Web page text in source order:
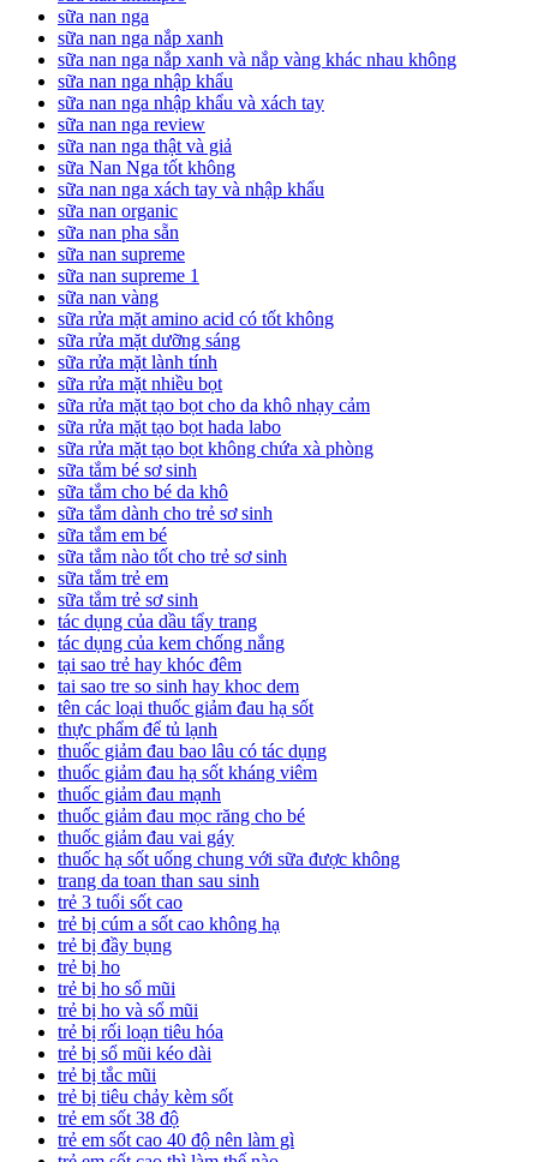
sữa nan nga
sữa nan nga nắp xanh
sữa nan nga nắp xanh và nắp vàng khác nhau không
sữa nan nga nhập khẩu
sữa nan nga nhập khẩu và xách tay
sữa nan nga review
sữa nan nga thật và giả
sữa Nan Nga tốt không
sữa nan nga xách tay và nhập khẩu
sữa nan organic
sữa nan pha sẵn
sữa nan supreme
sữa nan supreme 1
sữa nan vàng
sữa rửa mặt amino acid có tốt không
sữa rửa mặt dưỡng sáng
sữa rửa mặt lành tính
sữa rửa mặt nhiều bọt
sữa rửa mặt tạo bọt cho da khô nhạy cảm
sữa rửa mặt tạo bọt hada labo
sữa rửa mặt tạo bọt không chứa xà phòng
sữa tắm bé sơ sinh
sữa tắm cho bé da khô
sữa tắm dành cho trẻ sơ sinh
sữa tắm em bé
sữa tắm nào tốt cho trẻ sơ sinh
sữa tắm trẻ em
sữa tắm trẻ sơ sinh
tác dụng của dầu tẩy trang
tác dụng của kem chống nắng
tại sao trẻ hay khóc đêm
tai sao tre so sinh hay khoc dem
tên các loại thuốc giảm đau hạ sốt
thực phẩm để tủ lạnh
thuốc giảm đau bao lâu có tác dụng
thuốc giảm đau hạ sốt kháng viêm
thuốc giảm đau mạnh
thuốc giảm đau mọc răng cho bé
thuốc giảm đau vai gáy
thuốc hạ sốt uống chung với sữa được không
trang da toan than sau sinh
trẻ 3 tuổi sốt cao
trẻ bị cúm a sốt cao không hạ
trẻ bị đầy bụng
trẻ bị ho
trẻ bị ho sổ mũi
trẻ bị ho và sổ mũi
trẻ bị rối loạn tiêu hóa
trẻ bị sổ mũi kéo dài
trẻ bị tắc mũi
trẻ bị tiêu chảy kèm sốt
trẻ em sốt 38 độ
trẻ em sốt cao 40 độ nên làm gì